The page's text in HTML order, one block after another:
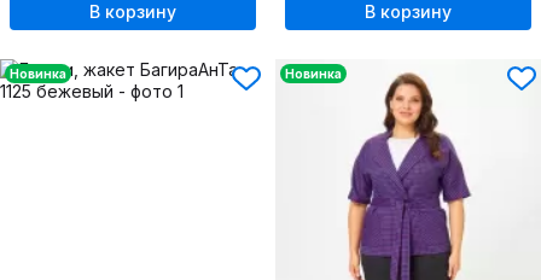
В корзину В корзину
Новинка Новинка